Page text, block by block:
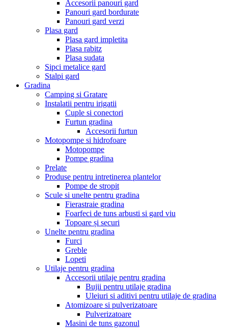
Accesorii panouri gard
Panouri gard bordurate
Panouri gard verzi
Plasa gard
Plasa gard impletita
Plasa rabitz
Plasa sudata
Sipci metalice gard
Stalpi gard
Gradina
Camping si Gratare
Instalatii pentru irigatii
Cuple si conectori
Furtun gradina
Accesorii furtun
Motopompe si hidrofoare
Motopompe
Pompe gradina
Prelate
Produse pentru intretinerea plantelor
Pompe de stropit
Scule si unelte pentru gradina
Fierastraie gradina
Foarfeci de tuns arbusti si gard viu
Topoare și securi
Unelte pentru gradina
Furci
Greble
Lopeti
Utilaje pentru gradina
Accesorii utilaje pentru gradina
Bujii pentru utilaje gradina
Uleiuri si aditivi pentru utilaje de gradina
Atomizoare si pulverizatoare
Pulverizatoare
Masini de tuns gazonul